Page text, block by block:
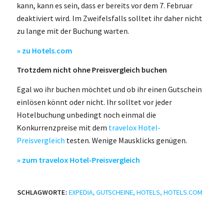
kann, kann es sein, dass er bereits vor dem 7. Februar
deaktiviert wird. Im Zweifelsfalls solltet ihr daher nicht
zu lange mit der Buchung warten.
» zu Hotels.com
Trotzdem nicht ohne Preisvergleich buchen
Egal wo ihr buchen möchtet und ob ihr einen Gutschein
einlösen könnt oder nicht. Ihr solltet vor jeder
Hotelbuchung unbedingt noch einmal die
Konkurrenzpreise mit dem travelox Hotel-
Preisvergleich testen. Wenige Mausklicks genügen.
» zum travelox Hotel-Preisvergleich
SCHLAGWORTE: EXPEDIA,GUTSCHEINE,HOTELS,HOTELS.COM